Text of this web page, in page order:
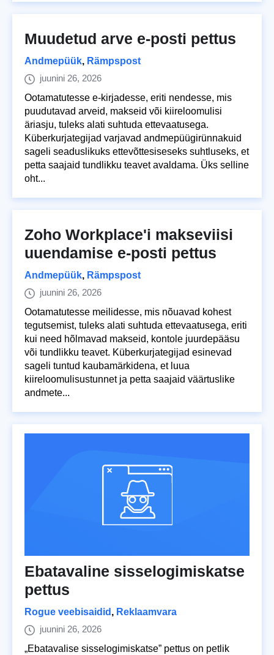
Muudetud arve e-posti pettus
Andmepüük, Rämpspost
juunini 26, 2026
Ootamatutesse e-kirjadesse, eriti nendesse, mis
puudutavad arveid, makseid või kiireloomulisi
äriasju, tuleks alati suhtuda ettevaatusega.
Küberkurjategijad varjavad andmepüügirünnakuid
sageli seaduslikuks ettevõttesiseseks suhtluseks, et
petta saajaid tundlikku teavet avaldama. Üks selline
oht...
Zoho Workplace'i makseviisi
uuendamise e-posti pettus
Andmepüük, Rämpspost
juunini 26, 2026
Ootamatutesse meilidesse, mis nõuavad kohest
tegutsemist, tuleks alati suhtuda ettevaatusega, eriti
kui need hõlmavad makseid, kontole juurdepääsu
või tundlikku teavet. Küberkurjategijad esinevad
sageli tuntud kaubamärkidena, et luua
kiireloomulisustunnet ja petta saajaid väärtuslike
andmete...
Ebatavaline sisselogimiskatse
pettus
Rogue veebisaidid , Reklaamvara
juunini 26, 2026
„Ebatavalise sisselogimiskatse” pettus on petlik